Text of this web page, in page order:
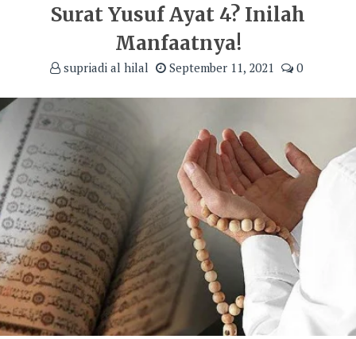
Surat Yusuf Ayat 4? Inilah
Manfaatnya!
supriadi al hilal September 11, 2021 0